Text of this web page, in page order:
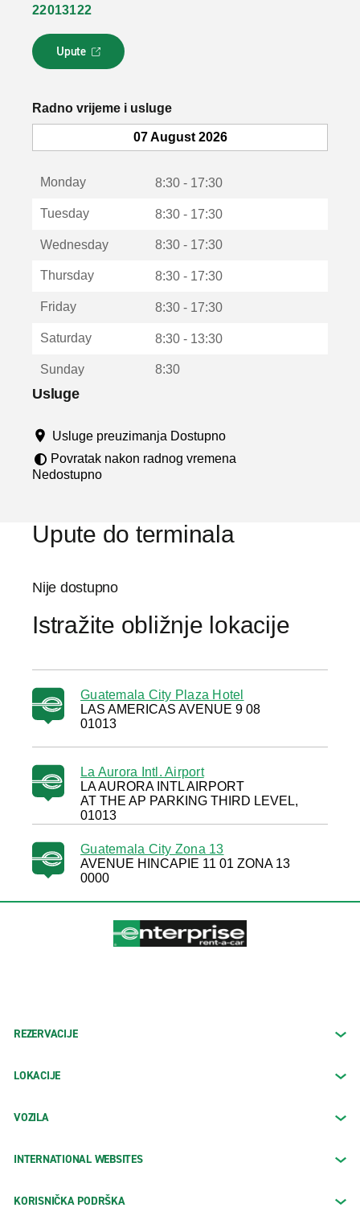
22013122
Upute
L
i
k
o
u
u
Radno vrijeme i usluge
07 August 2026
Monday 8:30 - 17:30
Tuesday 8:30 - 17:30
Wednesday 8:30 - 17:30
Thursday 8:30 - 17:30
Friday 8:30 - 17:30
Saturday 8:30 - 13:30
Sunday 8:30
Usluge
Usluge preuzimanja Dostupno
Povratak nakon radnog vremena
Nedostupno
Upute do terminala
Nije dostupno
Istražite obližnje lokacije
Guatemala City Plaza Hotel
LAS AMERICAS AVENUE 9 08
01013
La Aurora Intl. Airport
LA AURORA INTL AIRPORT
AT THE AP PARKING THIRD LEVEL,
01013
Guatemala City Zona 13
AVENUE HINCAPIE 11 01 ZONA 13
0000
REZERVACIJE
LOKACIJE
VOZILA
INTERNATIONAL WEBSITES
KORISNIČKA PODRŠKA